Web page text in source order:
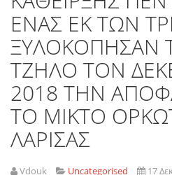
ΕΝΑΣ ΕΚ ΤΩΝ
ΞΥΛΟΚΟΠΗΣΑΝ
ΤΖΗΛΟ ΤΟΝ
2018 ΤΗΝ
ΤΟ ΜΙΚΤΟ
ΛΑΡΙΣΑΣ
Vdouk Uncategorised
17